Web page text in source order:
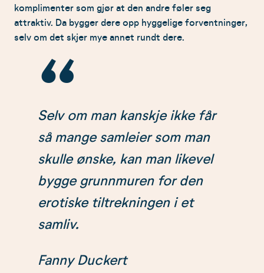
komplimenter som gjør at den andre føler seg
attraktiv. Da bygger dere opp hyggelige forventninger,
selv om det skjer mye annet rundt dere.
Selv om man kanskje ikke får
så mange samleier som man
skulle ønske, kan man likevel
bygge grunnmuren for den
erotiske tiltrekningen i et
samliv.
Fanny Duckert